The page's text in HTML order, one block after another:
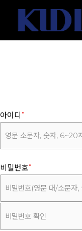
아이디
비밀번호